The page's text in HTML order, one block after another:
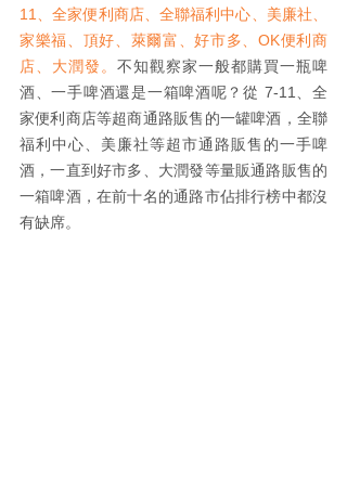
11、全家便利商店、全聯福利中心、美廉社、
家樂福、頂好、萊爾富、好市多、OK便利商
店、大潤發。 不知觀察家一般都購買一瓶啤
酒、一手啤酒還是一箱啤酒呢？從 7-11、全
家便利商店等超商通路販售的一罐啤酒，全聯
福利中心、美廉社等超市通路販售的一手啤
酒，一直到好市多、大潤發等量販通路販售的
一箱啤酒，在前十名的通路市佔排行榜中都沒
有缺席。